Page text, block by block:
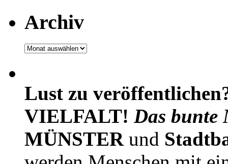
Archiv
Archiv
Lust zu
VIELFALT! Das bunte
MÜNSTER und